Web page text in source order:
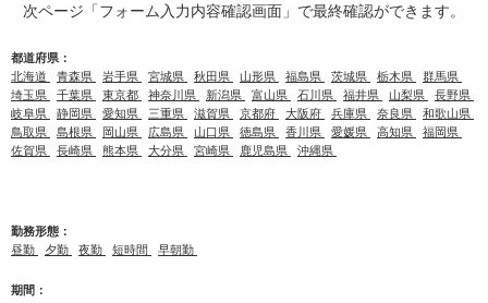
次ページ「フォーム入力内容確認画面」で最終確認ができます。
都道府県：
北海道
青森県 岩手県 宮城県 秋田県 山形県 福島県 茨城県 栃木県
群馬県
埼玉県
千葉県 東京都 神奈川県 新潟県 富山県 石川県 福井県 山梨県
長野県
岐阜県
静岡県 愛知県 三重県 滋賀県 京都府 大阪府 兵庫県 奈良県
和歌山県
鳥取県
島根県 岡山県 広島県 山口県 徳島県 香川県 愛媛県 高知県
福岡県
佐賀県
長崎県 熊本県 大分県 宮崎県 鹿児島県 沖縄県
勤務形態：
昼勤
夕勤 夜勤 短時間 早朝勤
期間：